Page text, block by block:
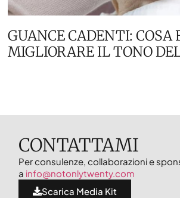
GUANCE CADENTI: COSA
MIGLIORARE IL TONO
CONTATTAMI
Per consulenze, collaborazioni e
a info@notonlytwenty.com
Scarica Media Kit